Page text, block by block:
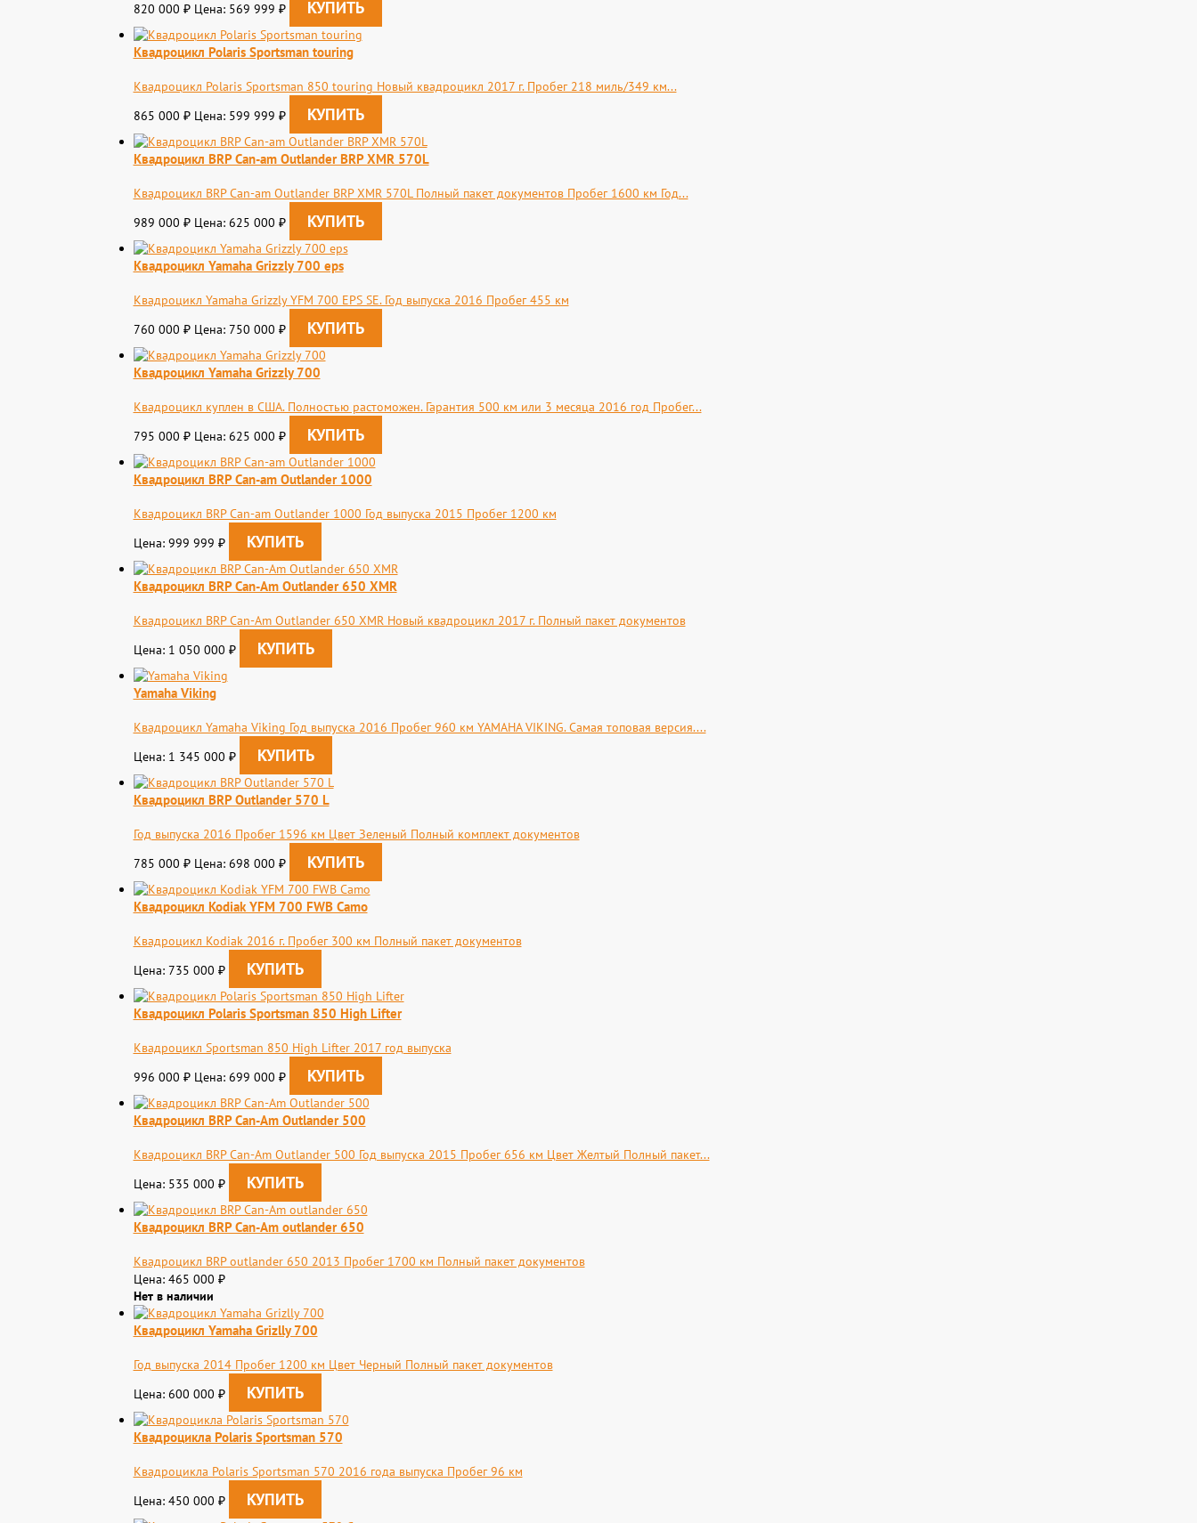
820 000 ₽ Цена: 569 999 ₽
Квадроцикл Polaris Sportsman touring
Квадроцикл Polaris Sportsman 850 touring Новый квадроцикл 2017 г. Пробег 218 миль/349 км...
865 000 ₽ Цена: 599 999 ₽
Квадроцикл BRP Can-am Outlander BRP XMR 570L
Квадроцикл BRP Can-am Outlander BRP XMR 570L Полный пакет документов Пробег 1600 км Год...
989 000 ₽ Цена: 625 000 ₽
Квадроцикл Yamaha Grizzly 700 eps
Квадроцикл Yamaha Grizzly YFM 700 EPS SE. Год выпуска 2016 Пробег 455 км
760 000 ₽ Цена: 750 000 ₽
Квадроцикл Yamaha Grizzly 700
Квадроцикл куплен в США. Полностью растоможен. Гарантия 500 км или 3 месяца 2016 год Пробег...
795 000 ₽ Цена: 625 000 ₽
Квадроцикл BRP Сan-am Outlander 1000
Квадроцикл BRP Сan-am Outlander 1000 Год выпуска 2015 Пробег 1200 км
Цена: 999 999 ₽
Квадроцикл BRP Can-Am Outlander 650 XMR
Квадроцикл BRP Can-Am Outlander 650 XMR Новый квадроцикл 2017 г. Полный пакет документов
Цена: 1 050 000 ₽
Yamaha Viking
Квадроцикл Yamaha Viking Год выпуска 2016 Пробег 960 км YAMAHA VIKING. Самая топовая версия....
Цена: 1 345 000 ₽
Квадроцикл BRP Outlander 570 L
Год выпуска 2016 Пробег 1596 км Цвет Зеленый Полный комплект документов
785 000 ₽ Цена: 698 000 ₽
Квадроцикл Kodiak YFM 700 FWB Camo
Квадроцикл Kodiak 2016 г. Пробег 300 км Полный пакет документов
Цена: 735 000 ₽
Квадроцикл Polaris Sportsman 850 High Lifter
Квадроцикл Sportsman 850 High Lifter 2017 год выпуска
996 000 ₽ Цена: 699 000 ₽
Квадроцикл BRP Can-Am Outlander 500
Квадроцикл BRP Can-Am Outlander 500 Год выпуска 2015 Пробег 656 км Цвет Желтый Полный пакет...
Цена: 535 000 ₽
Квадроцикл BRP Can-Am outlander 650
Квадроцикл BRP outlander 650 2013 Пробег 1700 км Полный пакет документов
Цена: 465 000 ₽
Нет в наличии
Квадроцикл Yamaha Grizlly 700
Год выпуска 2014 Пробег 1200 км Цвет Черный Полный пакет документов
Цена: 600 000 ₽
Квадроцикла Polaris Sportsman 570
Квадроцикла Polaris Sportsman 570 2016 года выпуска Пробег 96 км
Цена: 450 000 ₽